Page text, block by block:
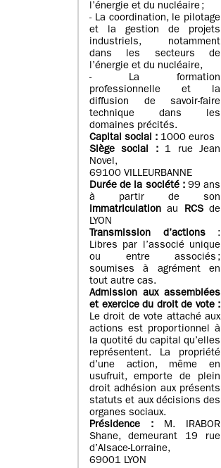
l’énergie et du nucléaire ;
- La coordination, le pilotage
et la gestion de projets
industriels, notamment
dans les secteurs de
l’énergie et du nucléaire,
- La formation
professionnelle et la
diffusion de savoir-faire
technique dans les
domaines précités.
Capital social : 1000 euros
Siège social :1 rue Jean
Novel,
69100 VILLEURBANNE
Durée de la société :99 ans
à partir de son
immatriculation au RCSde
LYON
Transmission d’actions:
Libres par l’associé unique
ou entre associés ;
soumises à agrément en
tout autre cas.
Admission aux assemblées
et exercice du droit de vote :
Le droit de vote attaché aux
actions est proportionnel à
la quotité du capital qu’elles
représentent. La propriété
d’une action, même en
usufruit, emporte de plein
droit adhésion aux présents
statuts et aux décisions des
organes sociaux.
Présidence : M. IRABOR
Shane, demeurant 19 rue
d’Alsace-Lorraine,
69001 LYON